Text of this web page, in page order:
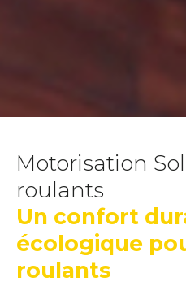
Motorisation
roulants
Un confort
écologique
roulants